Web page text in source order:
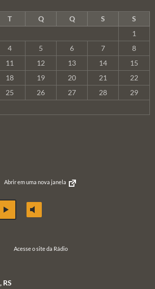
T Q Q S
S
1
4 5 6 7
8
11 12 13 14
15
18 19 20 21
22
25 26 27 28
29
Abrir em uma nova janela
Acesse o site da Rádio
RS